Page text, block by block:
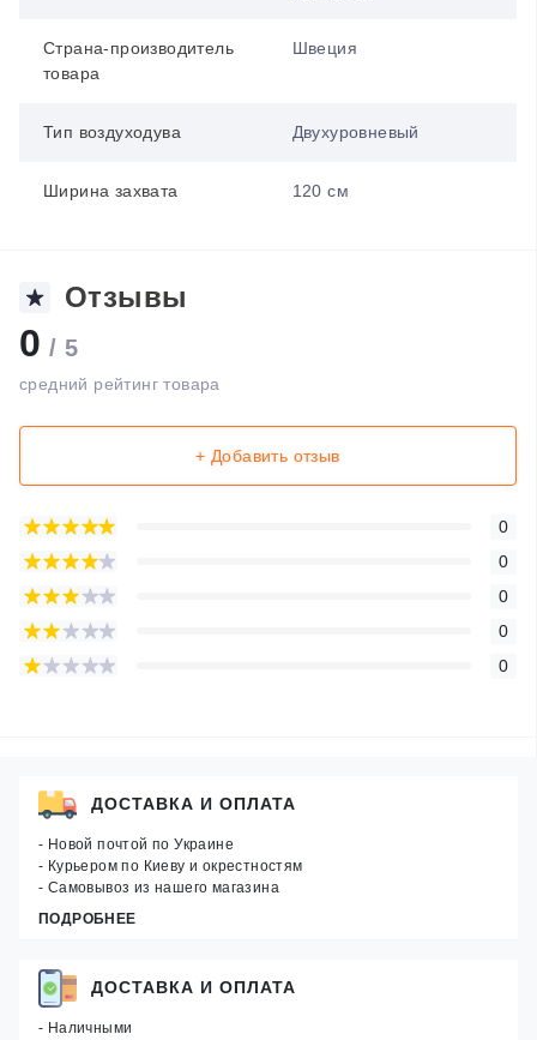
Страна-производитель
товара
Швеция
Тип воздуходува Двухуровневый
Ширина захвата 120 см
Отзывы
0 / 5
средний рейтинг товара
+ Добавить отзыв
0
0
0
0
0
ДОСТАВКА И ОПЛАТА
- Новой почтой по Украине
- Курьером по Киеву и окрестностям
- Самовывоз из нашего магазина
ПОДРОБНЕЕ
ДОСТАВКА И ОПЛАТА
- Наличными